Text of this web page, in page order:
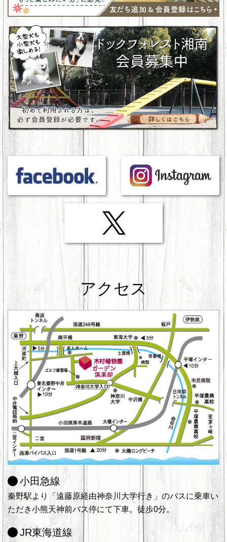
アクセス
小田急線
秦野駅より「遠藤原経由神奈川大学行き」のバスに乗車い
ただき小熊天神前バス停にて下車。徒歩0分。
JR東海道線